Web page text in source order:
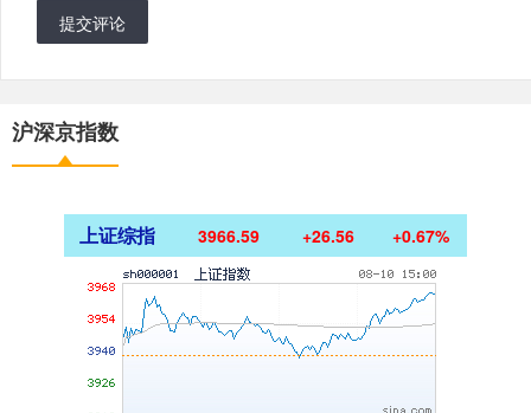
提交评论
沪深京指数
上证综指 3966.59 +26.56 +0.67%